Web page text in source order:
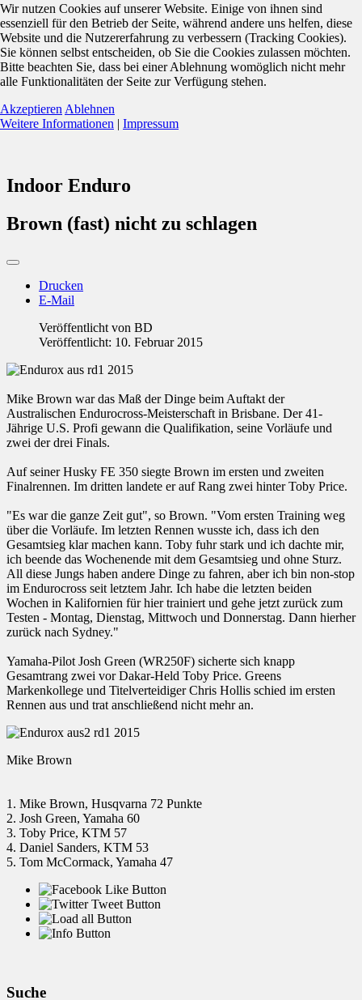
Indoor Enduro
Brown (fast) nicht zu schlagen
Drucken
E-Mail
Veröffentlicht von BD
Veröffentlicht: 10. Februar 2015
Mike Brown war das Maß der Dinge beim Auftakt der
Australischen Endurocross-Meisterschaft in Brisbane. Der 41-
Jährige U.S. Profi gewann die Qualifikation, seine Vorläufe und
zwei der drei Finals.
Auf seiner Husky FE 350 siegte Brown im ersten und zweiten
Finalrennen. Im dritten landete er auf Rang zwei hinter Toby Price.
"Es war die ganze Zeit gut", so Brown. "Vom ersten Training weg
über die Vorläufe. Im letzten Rennen wusste ich, dass ich den
Gesamtsieg klar machen kann. Toby fuhr stark und ich dachte mir,
ich beende das Wochenende mit dem Gesamtsieg und ohne Sturz.
All diese Jungs haben andere Dinge zu fahren, aber ich bin non-stop
im Endurocross seit letztem Jahr. Ich habe die letzten beiden
Wochen in Kalifornien für hier trainiert und gehe jetzt zurück zum
Testen - Montag, Dienstag, Mittwoch und Donnerstag. Dann hierher
zurück nach Sydney."
Yamaha-Pilot Josh Green (WR250F) sicherte sich knapp
Gesamtrang zwei vor Dakar-Held Toby Price. Greens
Markenkollege und Titelverteidiger Chris Hollis schied im ersten
Rennen aus und trat anschließend nicht mehr an.
Mike Brown
1. Mike Brown, Husqvarna 72 Punkte
2. Josh Green, Yamaha 60
3. Toby Price, KTM 57
4. Daniel Sanders, KTM 53
5. Tom McCormack, Yamaha 47
Suche
Wir nutzen Cookies auf unserer Website. Einige von ihnen sind
essenziell für den Betrieb der Seite, während andere uns helfen, diese
Website und die Nutzererfahrung zu verbessern (Tracking Cookies).
Sie können selbst entscheiden, ob Sie die Cookies zulassen möchten.
Bitte beachten Sie, dass bei einer Ablehnung womöglich nicht mehr
alle Funktionalitäten der Seite zur Verfügung stehen.
Akzeptieren Ablehnen
Weitere Informationen | Impressum